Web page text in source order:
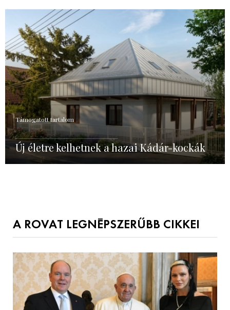
Támogatott tartalom
Új életre kelhetnek a hazai Kádár-kockák
A ROVAT LEGNÉPSZERŰBB CIKKEI